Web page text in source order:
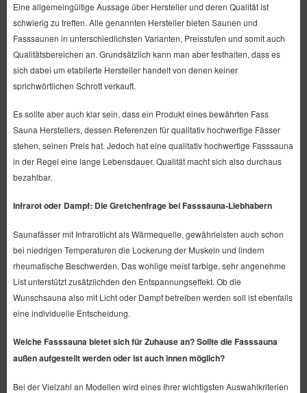
Eine allgemeingültige Aussage über Hersteller und deren Qualität ist
schwierig zu treffen. Alle genannten Hersteller bieten Saunen und
Fasssaunen in unterschiedlichsten Varianten, Preisstufen und somit auch
Qualitätsbereichen an. Grundsätzlich kann man aber festhalten, dass es
sich dabei um etablierte Hersteller handelt von denen keiner
sprichwörtlichen Schrott verkauft.
Es sollte aber auch klar sein, dass ein Produkt eines bewährten Fass
Sauna Herstellers, dessen Referenzen für qualitativ hochwertige Fässer
stehen, seinen Preis hat. Jedoch hat eine qualitativ hochwertige Fasssauna
in der Regel eine lange Lebensdauer. Qualität macht sich also durchaus
bezahlbar.
Infrarot oder Dampf: Die Gretchenfrage bei Fasssauna-Liebhabern
Saunafässer mit Infrarotlicht als Wärmequelle, gewährleisten auch schon
bei niedrigen Temperaturen die Lockerung der Muskeln und lindern
rheumatische Beschwerden. Das wohlige meist farbige, sehr angenehme
List unterstützt zusätzlichden den Entspannungseffekt. Ob die
Wunschsauna also mit Licht oder Dampf betreiben werden soll ist ebenfalls
eine individuelle Entscheidung.
Welche Fasssauna bietet sich für Zuhause an? Sollte die Fasssauna
außen aufgestellt werden oder ist auch innen möglich?
Bei der Vielzahl an Modellen wird eines Ihrer wichtigsten Auswahlkriterien